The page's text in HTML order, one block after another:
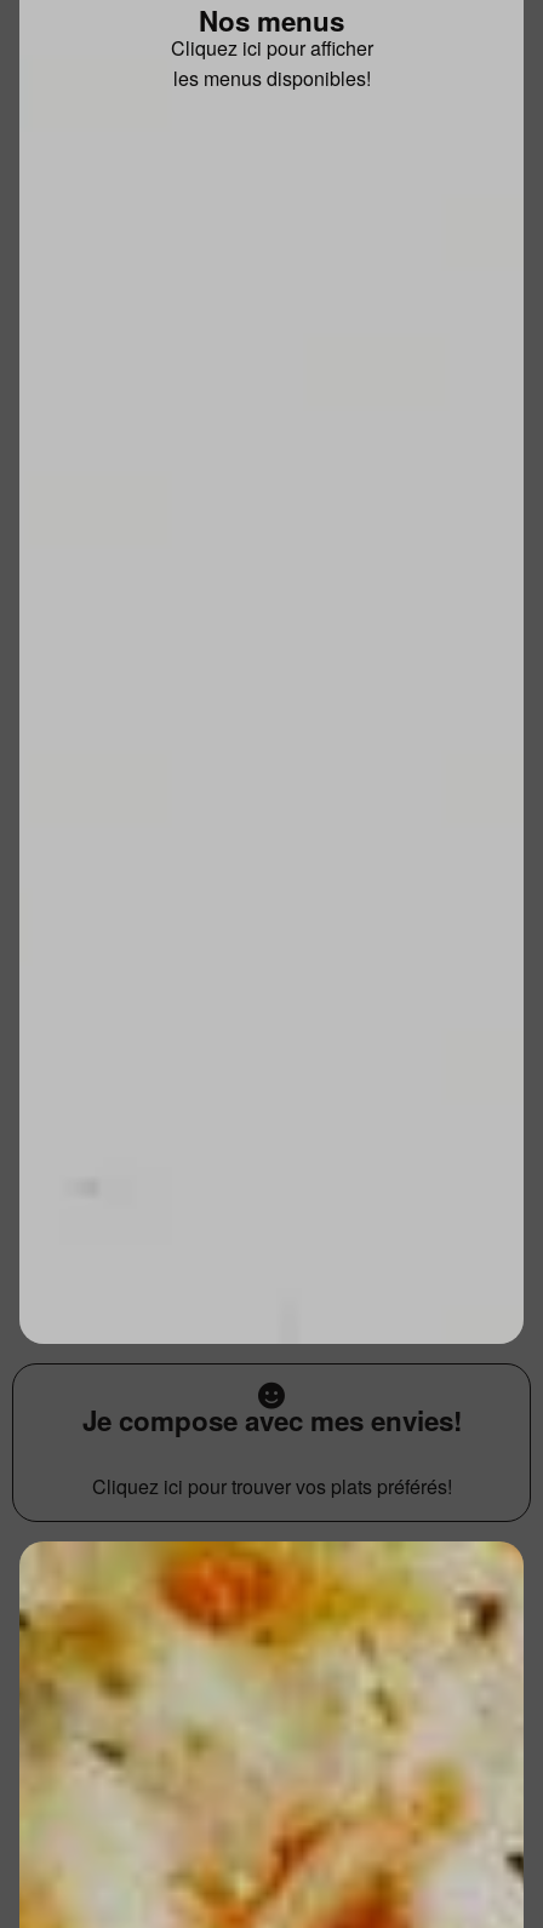
Nos menus
Cliquez ici pour afficher
les menus disponibles!
Je compose avec mes envies!
Cliquez ici pour trouver vos plats préférés!